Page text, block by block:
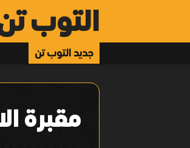
التوب
جديد التوب تن
مقبرة